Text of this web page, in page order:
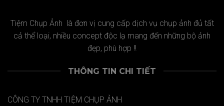
Tiệm Chụp Ảnh là đơn vị cung cấp dịch vụ chụp ảnh đủ tất
cả thể loại, nhiều concept độc lạ mang đến những bộ ảnh
đẹp, phù hợp !!
THÔNG TIN CHI TIẾT
CÔNG TY TNHH TIỆM CHỤP ẢNH